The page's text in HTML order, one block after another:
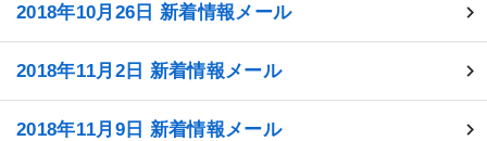
2018年10月26日 新着情報メール
2018年11月2日 新着情報メール
2018年11月9日 新着情報メール